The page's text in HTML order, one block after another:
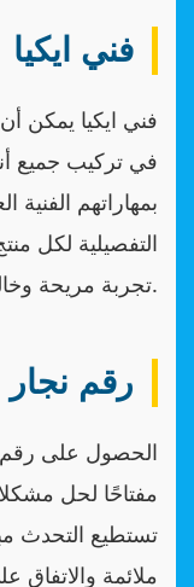
فني ايكيا
فني ايكيا يمكن
في تركيب جميع
بمهاراتهم الفنية
التفصيلية لكل
تجربة مريحة وخالية من الإجهاد.
رقم نجار
الحصول على رقم
مفتاحًا لحل
تستطيع التحدث
ملائمة والاتفاق